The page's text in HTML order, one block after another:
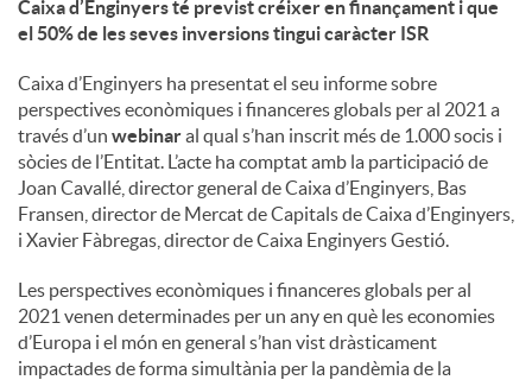
u
t
s
Caixa d’Enginyers té previst créixer en finançament i que
el 50% de les seves inversions tingui caràcter ISR
Caixa d’Enginyers ha presentat el seu informe sobre
perspectives econòmiques i financeres globals per al 2021 a
través d’un webinaral qual s’han inscrit més de 1.000 socis i
sòcies de l’Entitat. L’acte ha comptat amb la participació de
Joan Cavallé, director general de Caixa d’Enginyers, Bas
Fransen, director de Mercat de Capitals de Caixa d’Enginyers,
i Xavier Fàbregas, director de Caixa Enginyers Gestió.
Les perspectives econòmiques i financeres globals per al
2021 venen determinades per un any en què les economies
d’Europa i el món en general s’han vist dràsticament
impactades de forma simultània per la pandèmia de la